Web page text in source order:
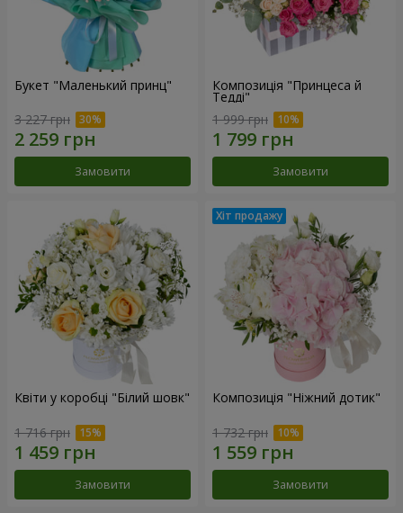
Букет "Маленький принц"
3 227 грн
Замовити
Композиція "Принцеса й
Тедді"
1 999 грн
Замовити
Квіти у коробці "Білий шовк"
1 716 грн
Замовити
Композиція "Ніжний дотик"
1 732 грн
Замовити